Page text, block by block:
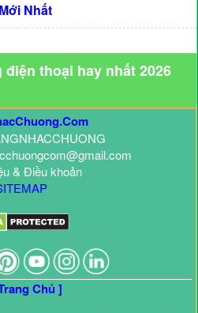
Nhất
thoại hay nhất 2026
& Điều khoản
Chủ ]